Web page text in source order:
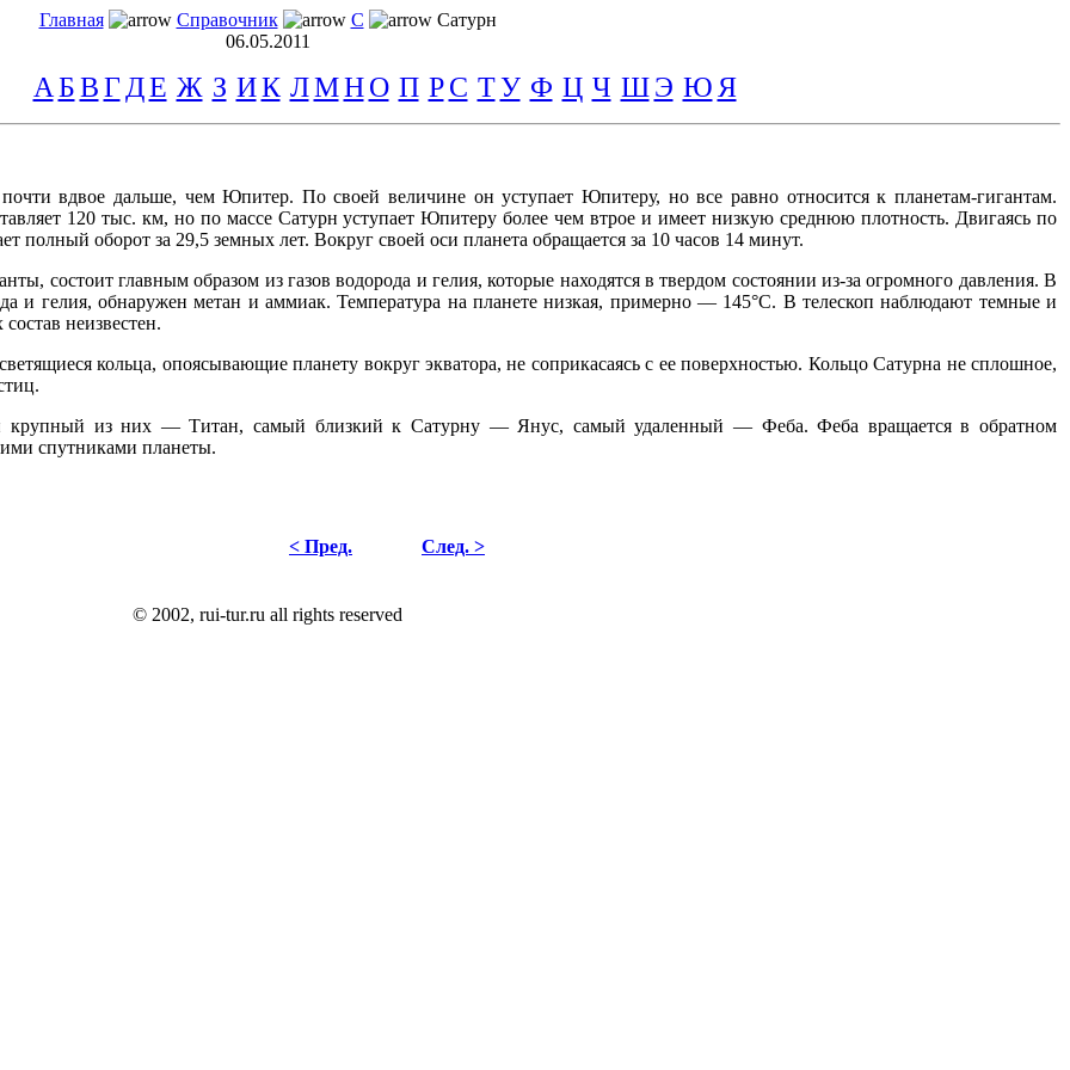
Главная Справочник С
Сатурн
06.05.2011
А БВГ ДЕ Ж З ИК ЛМН О П Р С ТУ Ф Ц Ч Ш Э Ю Я
вдвое дальше, чем Юпитер. По своей величине он уступает Юпитеру, но все равно относится к планетам-гигантам.
120 тыс. км, но по массе Сатурн уступает Юпитеру более чем втрое и имеет низкую среднюю плотность. Двигаясь по
полный оборот за 29,5 земных лет. Вокруг своей оси планета обращается за 10 часов 14 минут.
состоит главным образом из газов водорода и гелия, которые находятся в твердом состоянии из-за огромного давления. В
и гелия, обнаружен метан и аммиак. Температура на планете низкая, примерно — 145°С. В телескоп наблюдают темные и
неизвестен.
кольца, опоясывающие планету вокруг экватора, не соприкасаясь с ее поверхностью. Кольцо Сатурна не сплошное,
крупный из них — Титан, самый близкий к Сатурну — Янус, самый удаленный — Феба. Феба вращается в обратном
спутниками планеты.
< Пред.
След. >
© 2002, rui-tur.ru all rights reserved